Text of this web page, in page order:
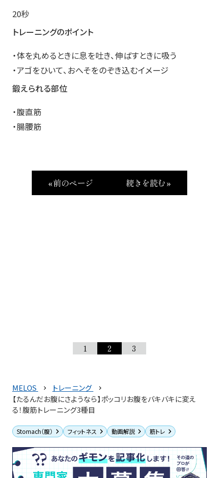
20秒
トレーニングのポイント
・体を丸めるときに息を吐き、伸ばすときに吸う
・アゴをひいて、おへそをのぞき込むイメージ
鍛えられる部位
・腹直筋
・腸腰筋
« 前のページ 続きを読む »
1 2 3
MELOS
トレーニング
【たるんだお腹にさようなら】ポッコリお腹をバキバキに変え
る！腹筋トレーニング3種目
Stomach（腹） フィットネス 動画解説 筋トレ